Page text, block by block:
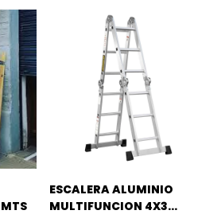
ESCALERA ALUMINIO
MULTIFUNCION 4X3